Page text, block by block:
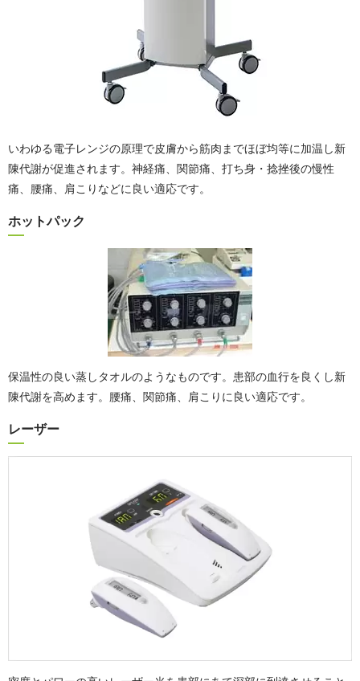
いわゆる電子レンジの原理で皮膚から筋肉までほぼ均等に加温し新
陳代謝が促進されます。神経痛、関節痛、打ち身・捻挫後の慢性
痛、腰痛、肩こりなどに良い適応です。
ホットパック
保温性の良い蒸しタオルのようなものです。患部の血行を良くし新
陳代謝を高めます。腰痛、関節痛、肩こりに良い適応です。
レーザー